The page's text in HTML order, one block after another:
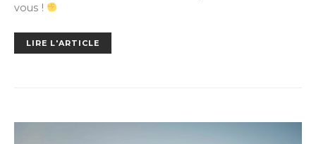
vous !
LIRE L'ARTICLE